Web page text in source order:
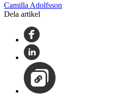
Camilla Adolfsson
Dela artikel